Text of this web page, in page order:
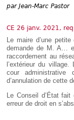
IT
par Jean-Marc Pastor
CE 26 janv. 2021,
Le maire d’une
demande de M. A…
raccordement au
l’extérieur du
cour
d’annulation de cette
Le Conseil d’État
erreur de droit en